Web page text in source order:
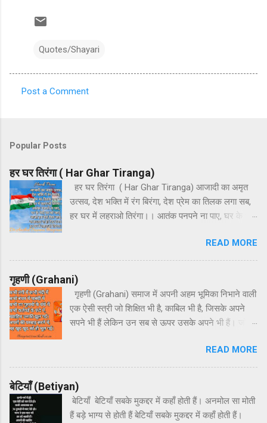
Quotes/Shayari
m
e
n
t
s
Post a Comment
Popular Posts
हर घर तिरंगा ( Har Ghar Tiranga)
हर घर तिरंगा ( Har Ghar Tiranga) आजादी का अमृत
उत्सव, देश भक्ति में रंग बिरंगा, देश प्रेम का तिलक लगा सब,
हर घर में लहराओ तिरंगा।। आतंक पनपने ना पाए, घर के भेदी
दंगा। हर घर में लहराओ तिरंगा।। हर अतिथि का हो
अभिनंदन, हर धर्म का करते हम वंदन, इस देश की माटी जैसे
चंदन, देश प्रेम पावन ज्यों गंगा। हर घर में लहराओ तिरंगा।।
READ MORE
गृहणी (Grahani)
गृहणी (Grahani) समाज में अपनी अहम भूमिका निभाने वाली
एक ऐसी स्त्री जो शिक्षित भी है, काबिल भी है, जिसके अपने
सपने भी हैं लेकिन उन सब से ऊपर उसके अपने भी हैं। जो
अपनी ख्वाहिशों का हंसते-हंसते बलिदान दे देती है और फिर भी
उसके बारे में बहुत कुछ अनकहा रह जाता है। मेरा एक छोटा
सा प्रयास है उस स्त्री के बारे में कुछ कहने का जिसका पूरा
घर ऋणी होता है और जिसे गृहणी कहते हैं। कभी तंगी में कभी
मंदी में कभी बंधन में पाबंदी में कभी घर गृहस्थी के धंधे में कभी
READ MORE
बेटियाँ (Betiyan)
बेटियाँ बेटियाँ सबके मुकद्दर में कहाँ होती हैं। अनमोल सा मोती
हैं बड़े भाग्य से होती हैं बेटियाँ सबके मुकद्दर में कहाँ होती हैं।